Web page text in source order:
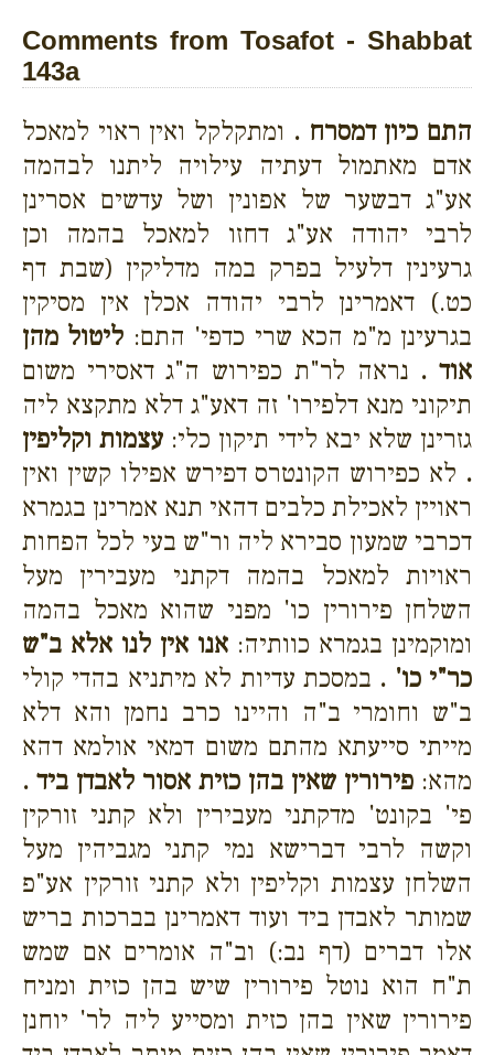
Comments from Tosafot - Shabbat
143a
התם כיון דמסרח . ומתקלקל ואין ראוי למאכל
אדם מאתמול דעתיה עילויה ליתנו לבהמה
אע"ג דבשער של אפונין ושל עדשים אסרינן
לרבי יהודה אע"ג דחזו למאכל בהמה וכן
גרעינין דלעיל בפרק במה מדליקין (שבת דף
כט.) דאמרינן לרבי יהודה אכלן אין מסיקין
בגרעינן מ"מ הכא שרי כדפי' התם: ליטול מהן
אוד . נראה לר"ת כפירוש ה"ג דאסירי משום
תיקוני מנא דלפירו' זה דאע"ג דלא מתקצא ליה
גזרינן שלא יבא לידי תיקון כלי: עצמות וקליפין
. לא כפירוש הקונטרס דפירש אפילו קשין ואין
ראויין לאכילת כלבים דהאי תנא אמרינן בגמרא
דכרבי שמעון סבירא ליה ור"ש בעי לכל הפחות
ראויות למאכל בהמה דקתני מעבירין מעל
השלחן פירורין כו' מפני שהוא מאכל בהמה
ומוקמינן בגמרא כוותיה: אנו אין לנו אלא ב"ש
כר"י כו' . במסכת עדיות לא מיתניא בהדי קולי
ב"ש וחומרי ב"ה והיינו כרב נחמן והא דלא
מייתי סייעתא מהתם משום דמאי אולמא דהא
מהא: פירורין שאין בהן כזית אסור לאבדן ביד .
פי' בקונט' מדקתני מעבירין ולא קתני זורקין
וקשה לרבי דברישא נמי קתני מגביהין מעל
השלחן עצמות וקליפין ולא קתני זורקין אע"פ
שמותר לאבדן ביד ועוד דאמרינן בברכות בריש
אלו דברים (דף נב:) וב"ה אומרים אם שמש
ת"ח הוא נוטל פירורין שיש בהן כזית ומניח
פירורין שאין בהן כזית ומסייע ליה לר' יוחנן